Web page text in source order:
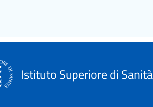
Istituto Superiore di Sanità